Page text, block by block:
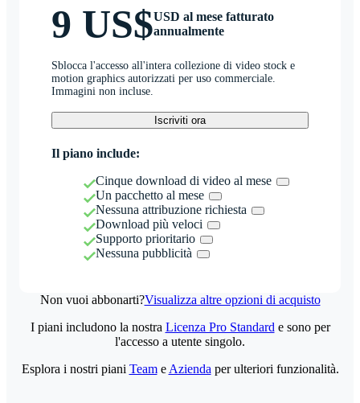
9 US$USD al mese fatturato
annualmente
Sblocca l'accesso all'intera collezione di video stock e
motion graphics autorizzati per uso commerciale.
Immagini non incluse.
Iscriviti ora
Il piano include:
Cinque download di video al mese
Un pacchetto al mese
Nessuna attribuzione richiesta
Download più veloci
Supporto prioritario
Nessuna pubblicità
Non vuoi abbonarti?Visualizza altre opzioni di acquisto
I piani includono la nostra Licenza Pro Standard e sono per
l'accesso a utente singolo.
Esplora i nostri piani Teame Azienda per ulteriori funzionalità.